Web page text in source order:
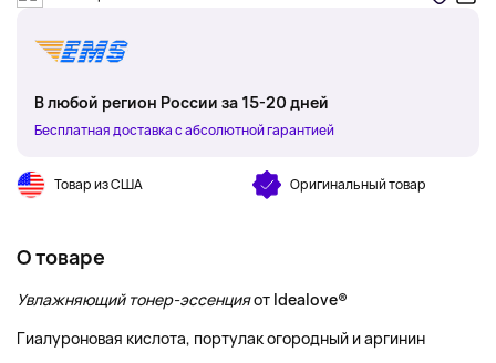
В любой регион России за 15-20 дней
Бесплатная доставка с абсолютной гарантией
Товар из США Оригинальный товар
О товаре
Увлажняющий тонер-эссенцияот Idealove®
Гиалуроновая кислота, портулак огородный и аргинин